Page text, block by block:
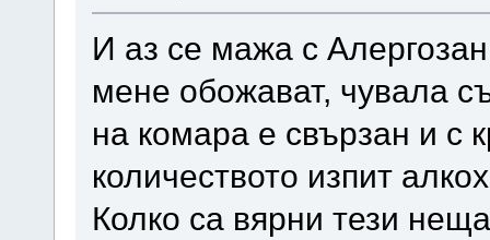
И аз се мажа с
мене обожават, чувала
на комара е свързан и с
количеството изпит
Колко са вярни тези